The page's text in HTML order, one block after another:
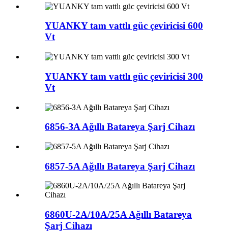
YUANKY tam vattlı güc çeviricisi 600
Vt
YUANKY tam vattlı güc çeviricisi 300
Vt
6856-ЗA Ağıllı Batareya Şarj Cihazı
6857-5A Ağıllı Batareya Şarj Cihazı
6860U-2A/10A/25A Ağıllı Batareya
Şarj Cihazı